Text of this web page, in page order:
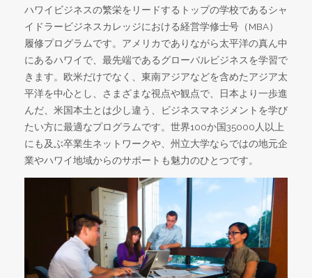
ハワイビジネスの繁栄をリードするトップの学校であるシャ
イドラービジネスカレッジにおける経営学修士号（MBA）
履修プログラムです。アメリカでありながら太平洋の真ん中
にあるハワイで、最先端であるグローバルビジネスを学習で
きます。欧米だけでなく、東南アジアなどを含めたアジア太
平洋を中心とし、さまざまな視点や観点で、日本より一歩進
んだ、米国本土とは少し違う、ビジネスマネジメントを学び
たい方に最適なプログラムです。世界100か国35000人以上
にも及ぶ卒業生ネットワークや、州立大学ならではの地元企
業やハワイ地域からのサポートも魅力のひとつです。